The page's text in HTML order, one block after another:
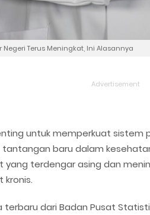
Negeri Terus Meningkat, Ini Alasannya
untuk memperkuat sistem
baru dalam
yang terdengar asing dan
kronis.
dari Badan Pusat